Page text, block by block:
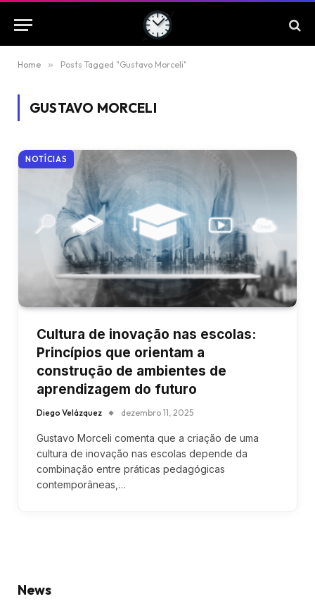
Home » Posts Tagged "Gustavo Morceli"
GUSTAVO MORCELI
NOTÍCIAS
Cultura de inovação nas escolas:
Princípios que orientam a
construção de ambientes de
aprendizagem do futuro
Diego Velázquez dezembro 11, 2025
Gustavo Morceli comenta que a criação de uma
cultura de inovação nas escolas depende da
combinação entre práticas pedagógicas
contemporâneas,…
News